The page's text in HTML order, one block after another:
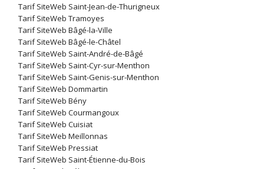
Tarif SiteWeb Saint-Jean-de-Thurigneux
Tarif SiteWeb Tramoyes
Tarif SiteWeb Bâgé-la-Ville
Tarif SiteWeb Bâgé-le-Châtel
Tarif SiteWeb Saint-André-de-Bâgé
Tarif SiteWeb Saint-Cyr-sur-Menthon
Tarif SiteWeb Saint-Genis-sur-Menthon
Tarif SiteWeb Dommartin
Tarif SiteWeb Bény
Tarif SiteWeb Courmangoux
Tarif SiteWeb Cuisiat
Tarif SiteWeb Meillonnas
Tarif SiteWeb Pressiat
Tarif SiteWeb Saint-Étienne-du-Bois